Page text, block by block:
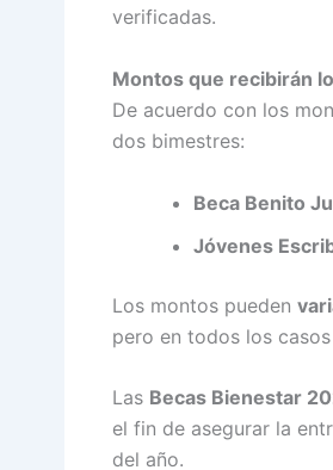
verificadas.
Montos que recibirán
De acuerdo con los
dos bimestres:
Beca Benito
Jóvenes
Los montos pueden
pero en todos los
Las Becas Bienestar
el fin de asegurar la
del año.